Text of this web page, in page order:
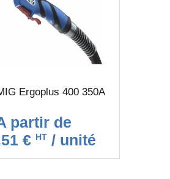
Ergoplus 400 350A
partir de
€ HT/ unité